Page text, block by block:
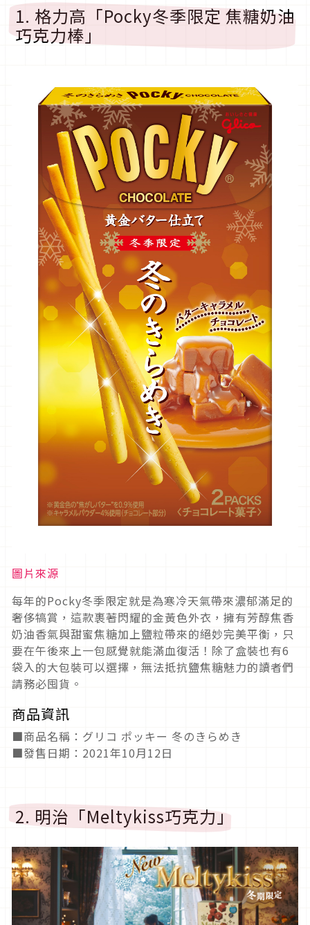
1. 格力高「Pocky冬季限定 焦糖奶油
巧克力棒」
圖片來源
每年的Pocky冬季限定就是為寒冷天氣帶來濃郁滿足的
奢侈犒賞，這款裹著閃耀的金黃色外衣，擁有芳醇焦香
奶油香氣與甜蜜焦糖加上鹽粒帶來的絕妙完美平衡，只
要在午後來上一包感覺就能滿血復活！除了盒裝也有6
袋入的大包裝可以選擇，無法抵抗鹽焦糖魅力的讀者們
請務必囤貨。
商品資訊
■商品名稱：グリコ ポッキー 冬のきらめき
■發售日期：2021年10月12日
2. 明治「Meltykiss巧克力」